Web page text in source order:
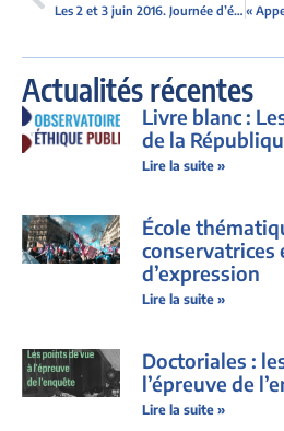
Actualités récentes
Livre blanc :
de la
Lire la suite »
École
conservatrices
d’expression
Lire la suite »
Doctoriales :
l’épreuve de
Lire la suite »